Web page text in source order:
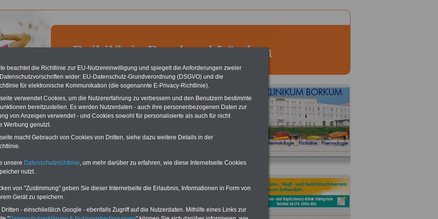
Reha - Recherchieren Sie mit dem "führenden" Klinikverzeichnis
führende Klinikverzeichnis rund um die Beihilfe" gibt ihnen Orientierung
nach der geeigneten Klinik für Ihre nächsten Reha. Sie können auch
von A bis Zsuchen. Beamtinnen und Beamte finden zudem
Angebote nach Gesundheitswochen..
Behandlungsmethoden
im Juli 2025:
Für nur 10,00 Euro bei einer
wichtigsten Fragen zum
beachtet die Richtlinie zur EU-Nutzereinwilligung und spiegelt die Anforderungen zweier
wider: EU-Datenschutz-Grundverordnung (DSGVO) und die
für elektronische Kommunikation (die sogenannte E-Privacy-Richtlinie).
verwendet Cookies, um die Nutzererfahrung zu verbessern und den Benutzern bestimmte
bereitzustellen. Es werden Nutzerdaten - auch ihre personenbezogenen Daten zur
von Anzeigen verwendet - und Cookies sowohl für personalisierte als auch für nicht
Werbung genutzt.
macht Gebrauch von Cookies von Dritten, siehe dazu weitere Details in der
unsere Datenschutzrichtlinie, um mehr darüber zu erfahren, wie diese Internetseite Cookies
nutzt.
von "Zustimmung" geben Sie dieser Internetseite die Erlaubnis, Informationen in Form von
Gerät zu speichern.
- einschließlich Google - ebenfalls Zugriff auf die Nutzerdaten. Mithilfe eines Links zur